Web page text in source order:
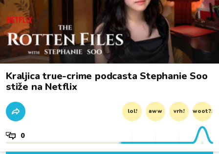
Kraljica true-crime podcasta Stephanie Soo
stiže na Netflix
lol! aww vrh! woot?!
0